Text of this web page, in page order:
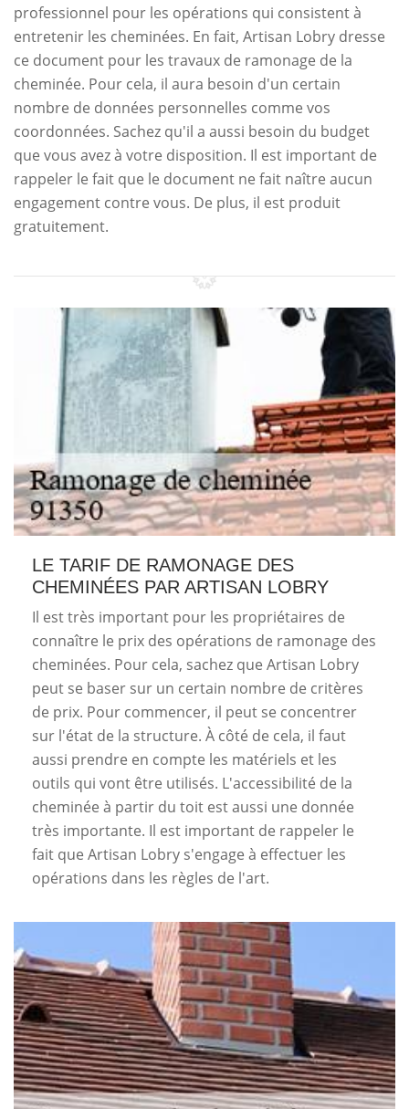
professionnel pour les opérations qui consistent à
entretenir les cheminées. En fait, Artisan Lobry dresse
ce document pour les travaux de ramonage de la
cheminée. Pour cela, il aura besoin d'un certain
nombre de données personnelles comme vos
coordonnées. Sachez qu'il a aussi besoin du budget
que vous avez à votre disposition. Il est important de
rappeler le fait que le document ne fait naître aucun
engagement contre vous. De plus, il est produit
gratuitement.
LE TARIF DE RAMONAGE DES
CHEMINÉES PAR ARTISAN LOBRY
Il est très important pour les propriétaires de
connaître le prix des opérations de ramonage des
cheminées. Pour cela, sachez que Artisan Lobry
peut se baser sur un certain nombre de critères
de prix. Pour commencer, il peut se concentrer
sur l'état de la structure. À côté de cela, il faut
aussi prendre en compte les matériels et les
outils qui vont être utilisés. L'accessibilité de la
cheminée à partir du toit est aussi une donnée
très importante. Il est important de rappeler le
fait que Artisan Lobry s'engage à effectuer les
opérations dans les règles de l'art.